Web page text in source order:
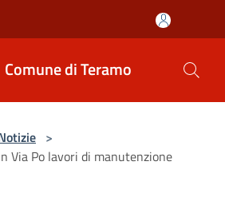
Comune di Teramo
>
Via Po lavori di manutenzione